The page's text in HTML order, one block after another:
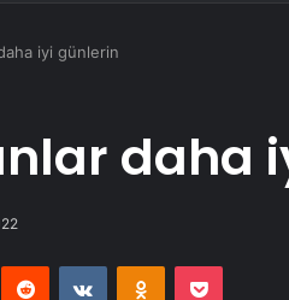
iyi günlerin
daha
Reddit VKontakteOdnoklassniki
Pocket